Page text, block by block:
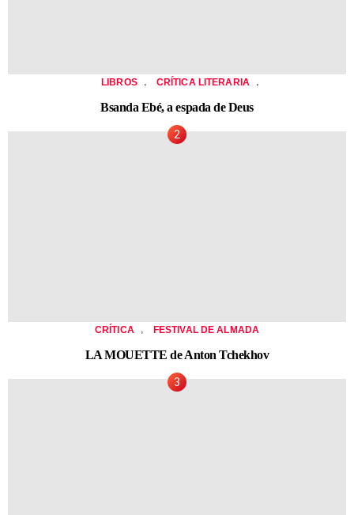
LIBROS , CRÍTICA LITERARIA ,
Bsanda Ebé, a espada de Deus
CRÍTICA , FESTIVAL DE ALMADA
LA MOUETTE de Anton Tchekhov